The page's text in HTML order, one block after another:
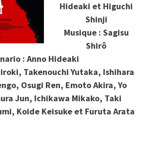
Hideaki et Higuchi
Shinji
Musique : Sagisu
Shirô
: Anno Hideaki
Takenouchi Yutaka, Ishihara
Osugi Ren, Emoto Akira, Yo
Jun, Ichikawa Mikako, Taki
Koide Keisuke et Furuta Arata